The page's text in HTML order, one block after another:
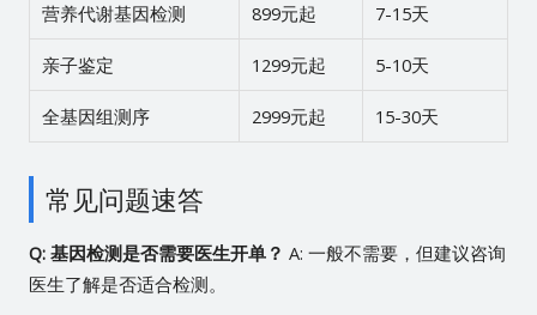
营养代谢基因检测 899元起 7-15天
亲子鉴定 1299元起 5-10天
全基因组测序 2999元起 15-30天
常见问题速答
Q: 基因检测是否需要医生开单？ A: 一般不需要，但建议咨询
医生了解是否适合检测。